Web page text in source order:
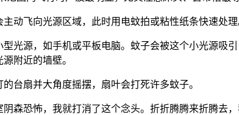
动飞向光源区域，此时用电蚊拍或粘性纸条快速处理
光源，如手机或平板电脑。蚊子会被这个小光源吸
附近的墙壁。
台扇并大角度摇摆，扇叶会打死许多蚊子。
森恐怖，我就打消了这个念头。折折腾腾来折腾去